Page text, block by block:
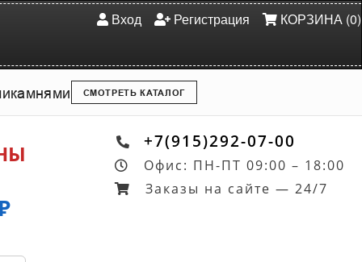
Вход Регистрация КОРЗИНА (0)
камнями СМОТРЕТЬ КАТАЛОГ
+7(915)292-07-00
Офис: ПН-ПТ 09:00 – 18:00
Заказы на сайте — 24/7